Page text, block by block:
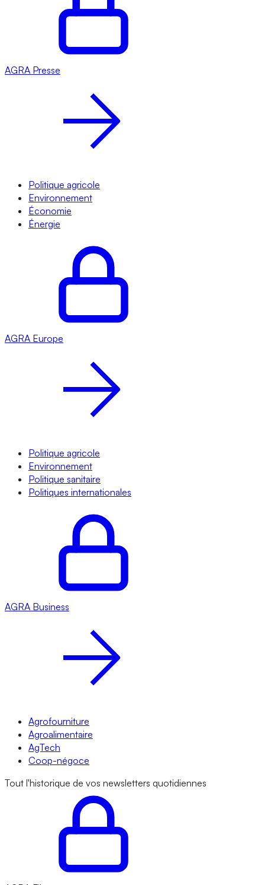
AGRA Presse
Politique agricole
Environnement
Économie
Énergie
AGRA Europe
Politique agricole
Environnement
Politique sanitaire
Politiques internationales
AGRA Business
Agrofourniture
Agroalimentaire
AgTech
Coop-négoce
Tout l'historique de vos newsletters quotidiennes